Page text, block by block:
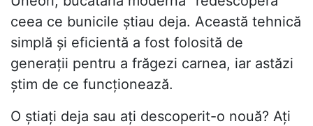
ceea ce bunicile știau deja. Această tehnică
simplă și eficientă a fost folosită de
generații pentru a frăgezi carnea, iar astăzi
știm de ce funcționează.
O știați deja sau ați descoperit-o nouă? Ați